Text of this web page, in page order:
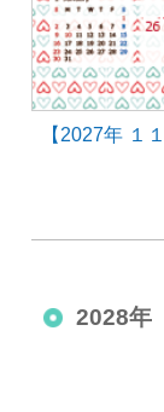
【2027年 １
2028年